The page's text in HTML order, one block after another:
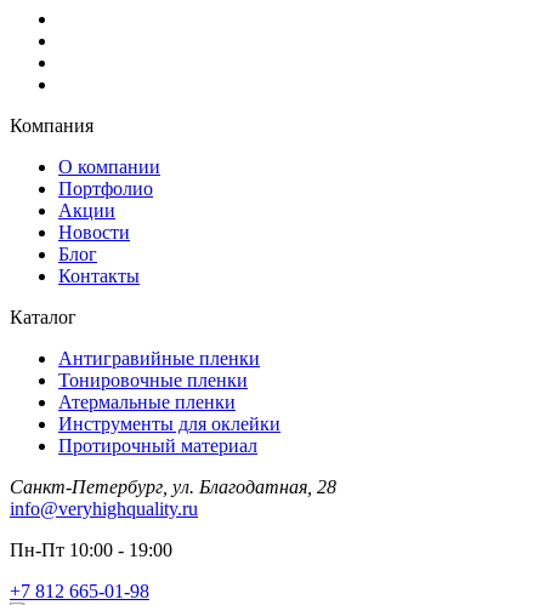
Компания
О компании
Портфолио
Акции
Новости
Блог
Контакты
Каталог
Антигравийные пленки
Тонировочные пленки
Атермальные пленки
Инструменты для оклейки
Протирочный материал
Санкт-Петербург, ул. Благодатная, 28
info@veryhighquality.ru
Пн-Пт 10:00 - 19:00
+7 812 665-01-98